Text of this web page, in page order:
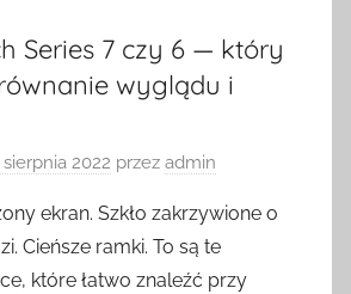
Series 7 czy 6 — który
wyglądu i
2022 przez admin
ekran. Szkło zakrzywione o
Cieńsze ramki. To są te
które łatwo znaleźć przy